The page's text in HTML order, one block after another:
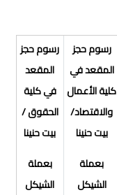
رسوم حجز
المقعد في
كلية الأعمال
والاقتصاد/
بيت حنينا
بعملة
الشيكل
رسوم حجز
المقعد
في كلية
الحقوق /
بيت حنينا
بعملة
الشيكل